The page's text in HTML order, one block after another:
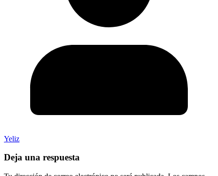
Yeliz
Deja una respuesta